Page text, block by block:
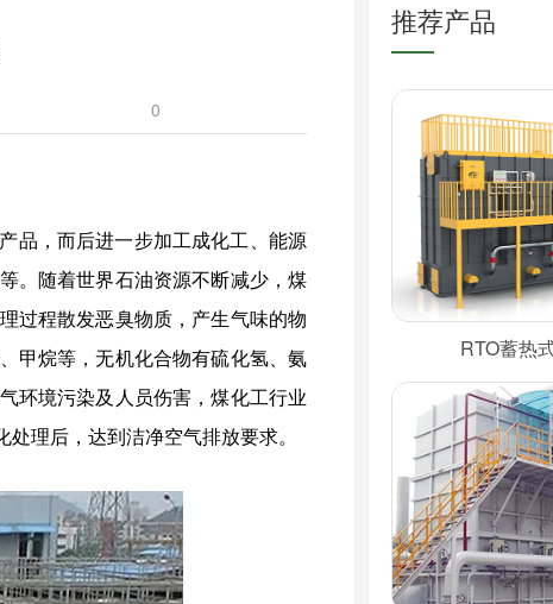
0
品，而后进一步加工成化工、能源
。随着世界石油资源不断减少，煤
过程散发恶臭物质，产生气味的物
甲烷等，无机化合物有硫化氢、氨
环境污染及人员伤害，煤化工行业
理后，达到洁净空气排放要求。
推荐产品
RTO蓄热